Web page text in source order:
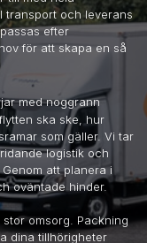
transport och leverans
efter
för att skapa en så
med noggrann
ska ske, hur
som gäller. Vi tar
logistik och
att planera i
oväntade hinder.
omsorg. Packning
dina tillhörigheter